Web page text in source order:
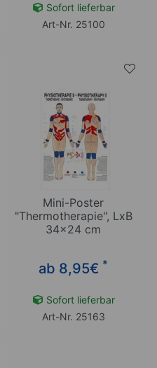
Sofort lieferbar
Art-Nr. 25100
Mini-Poster
"Thermotherapie", LxB
34x24 cm
ab 8,95€ *
Sofort lieferbar
Art-Nr. 25163